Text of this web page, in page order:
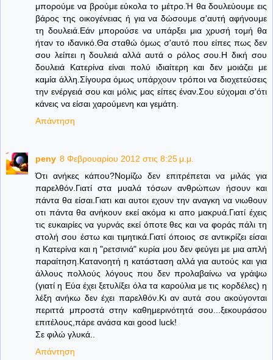
μπορούμε να βρούμε εύκολα το μέτρο.Ή θα δουλεύουμε εις
βάρος της οικογένειας ή για να δώσουμε σ'αυτή αφήνουμε
τη δουλειά.Εάν μπορούσε να υπάρξει μια χρυσή τομή θα
ήταν το ιδανικό.Θα σταθώ όμως σ'αυτό που είπες πως δεν
σου λείπει η δουλειά αλλά αυτά ο ρόλος σου.Η δική σου
δουλειά Κατερίνα είναι πολύ ιδιαίτερη και δεν μοιάζει με
καμία άλλη.Σίγουρα όμως υπάρχουν τρόποι να διοχετεύσεις
την ενέργειά σου και μόλις μας είπες έναν.Σου εύχομαι σ'ότι
κάνεις να είσαι χαρούμενη και γεμάτη.
Απάντηση
peny 8 Φεβρουαρίου 2012 στις 8:25 μ.μ.
Ότι ανήκες κάπου?Νομίζω δεν επιτρέπεται να μιλάς για
παρελθόν.Γιατί στα μυαλά τόσων ανθρώπων ήσουν και
πάντα θα είσαι.Γιατι και αυτοι εχουν την αναγκη να νιωθουν
οτι πάντα θα ανήκουν εκεί ακόμα κι απο μακρυά.Γιατί έχεις
τις ευκαιρίες να γυρνάς εκεί όποτε θες και να φοράς πάλι τη
στολή σου έστω και τιμητικά.Γιατί όποιος σε αντικρίζει είσαι
η Κατερίνα και η "ρετσινιά" κυρία μου δεν φεύγει με μια απλή
παραίτηση.Κατανοητή η κατάσταση αλλά για αυτούς και για
άλλους πολλούς λόγους που δεν προλαβαίνω να γράψω
(γιατί η Εύα έχει ξετυλίξει όλα τα καρούλια με τις κορδέλες) η
λέξη ανήκω δεν έχει παρελθόν.Κι αν αυτά σου ακούγονται
περιττά μπροστά στην καθημερινότητά σου...ξεκουράσου
επιτέλους,πάρε ανάσα και good luck!
Σε φιλώ γλυκά..
Απάντηση